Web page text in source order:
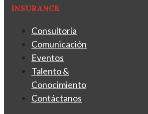
INSURANCE
Consultoría
Comunicación
Eventos
Talento &
Conocimiento
Contáctanos